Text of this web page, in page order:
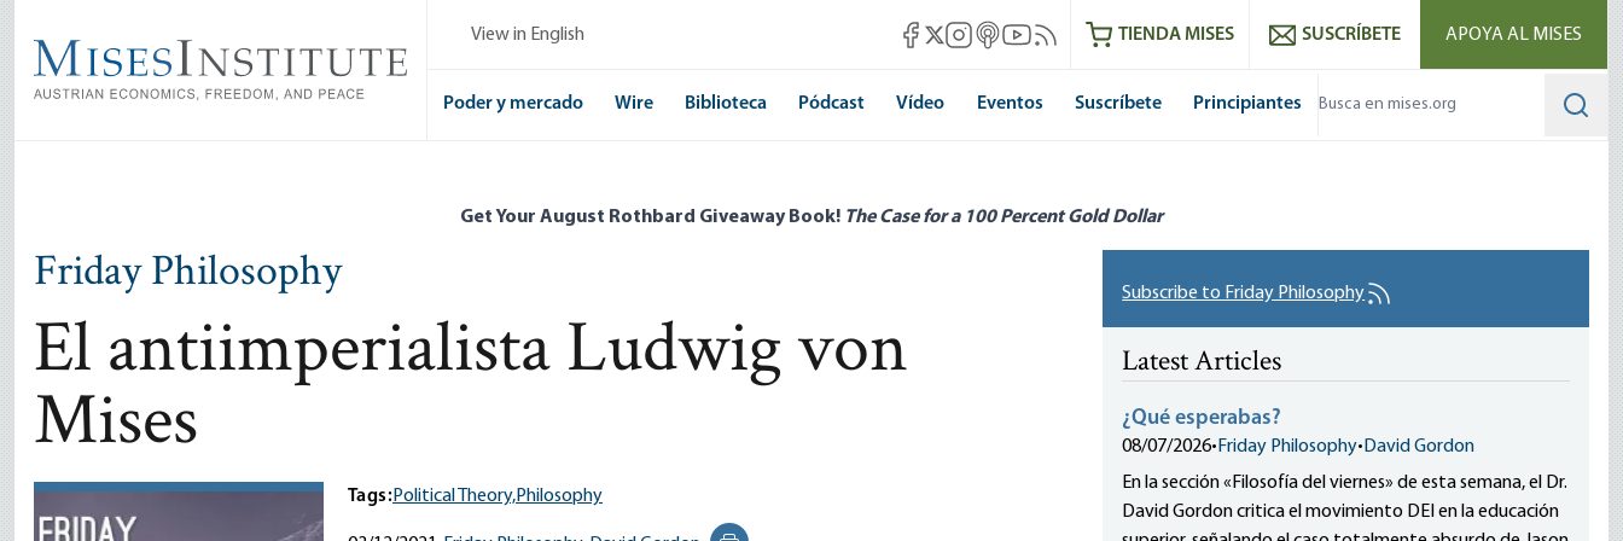
main
content
View in English Mises Facebook
Mises X
Mises Instagram
Mises itunes
Mises Youtube
Mises RSS feedTIENDA MISES SUSCRÍBETE APOYA AL MISES
Poder y mercado Wire Biblioteca Pódcast Vídeo Eventos Suscríbete Principiantes
Get Your August Rothbard Giveaway Book! The Case for a 100 Percent Gold Dollar
Friday Philosophy
El antiimperialista Ludwig von
Mises
Tags:Political Theory,Philosophy
Subscribe to Friday Philosophy
Latest Articles
¿Qué esperabas?
08/07/2026• Friday Philosophy• David Gordon
En la sección «Filosofía del viernes» de esta semana, el Dr.
David Gordon critica el movimiento DEI en la educación